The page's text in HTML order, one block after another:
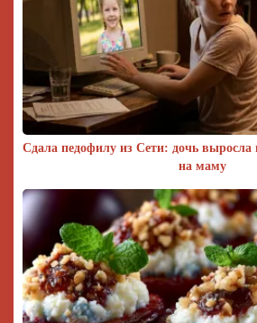
Сдала педофилу из Сети: дочь выросла
на маму